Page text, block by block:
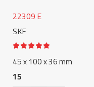
22309 E
SKF
45 x 100 x 36 mm
15